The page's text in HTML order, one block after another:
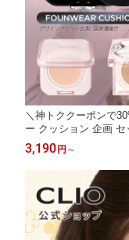
＼神トククーポンで
ー クッション 企画 セ
ョンファンデ ファン
シュ グロウ 韓国ヘリ
3,190円 ～